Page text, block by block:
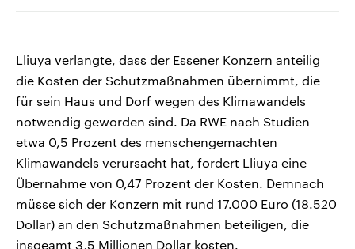
Lliuya verlangte, dass der Essener Konzern anteilig
die Kosten der Schutzmaßnahmen übernimmt, die
für sein Haus und Dorf wegen des Klimawandels
notwendig geworden sind. Da RWE nach Studien
etwa 0,5 Prozent des menschengemachten
Klimawandels verursacht hat, fordert Lliuya eine
Übernahme von 0,47 Prozent der Kosten. Demnach
müsse sich der Konzern mit rund 17.000 Euro (18.520
Dollar) an den Schutzmaßnahmen beteiligen, die
insgeamt 3,5 Millionen Dollar kosten.